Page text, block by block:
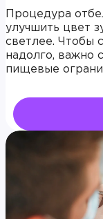
Процедура
улучшить цвет
светлее. Чтобы
надолго, важно
пищевые